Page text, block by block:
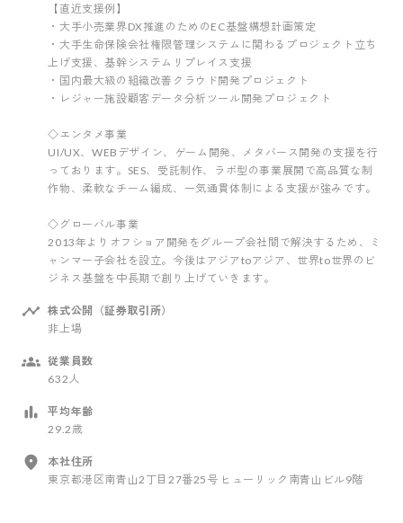
【直近支援例】
・大手小売業界DX推進のためのEC基盤構想計画策定
・大手生命保険会社権限管理システムに関わるプロジェクト立ち
上げ支援、基幹システムリプレイス支援
・国内最大級の組織改善クラウド開発プロジェクト
・レジャー施設顧客データ分析ツール開発プロジェクト
◇エンタメ事業
UI/UX、WEBデザイン、ゲーム開発、メタバース開発の支援を行
っております。SES、受託制作、ラボ型の事業展開で高品質な制
作物、柔軟なチーム編成、一気通貫体制による支援が強みです。
◇グローバル事業
2013年よりオフショア開発をグループ会社間で解決するため、ミ
ャンマー子会社を設立。今後はアジアtoアジア、世界to世界のビ
ジネス基盤を中長期で創り上げていきます。
株式公開（証券取引所）
非上場
従業員数
632人
平均年齢
29.2歳
本社住所
東京都港区南青山2丁目27番25号 ヒューリック南青山ビル9階